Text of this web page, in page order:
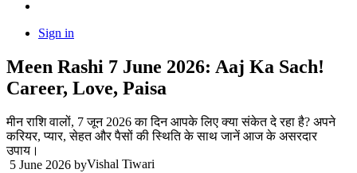
Sign in
Meen Rashi 7 June 2026: Aaj Ka Sach!
Career, Love, Paisa
मीन राशि वालों, 7 जून 2026 का दिन आपके लिए क्या संकेत दे रहा है? अपने
करियर, प्यार, सेहत और पैसों की स्थिति के साथ जानें आज के असरदार
उपाय।
5 June 2026 byVishal Tiwari